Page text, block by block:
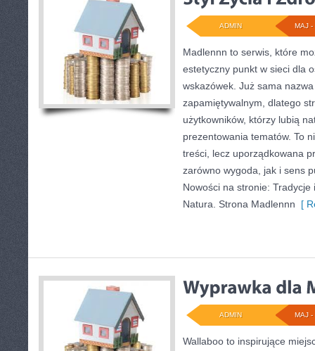
MAJ -
ADMIN
Madlennn to serwis, które
estetyczny punkt w sieci dla
wskazówek. Już sama
zapamiętywalnym, dlatego
użytkowników, którzy lubią
prezentowania tematów. To
treści, lecz uporządkowana
zarówno wygoda, jak i sens
Nowości na stronie:
Natura. Strona Madlennn [
MAJ -
ADMIN
Wallaboo to inspirujące